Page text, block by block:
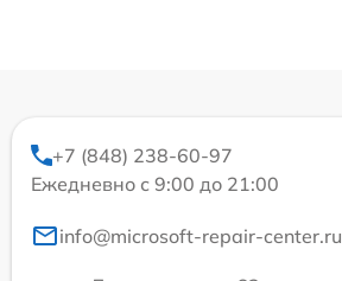
+7 (848) 238-60-97
Ежедневно с 9:00 до 21:00
info@microsoft-repair-center.ru